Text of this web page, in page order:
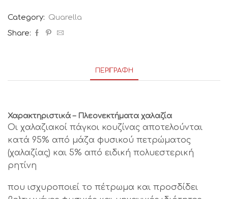
Category: Quarella
Share:
ΠΕΡΙΓΡΑΦΉ
Χαρακτηριστικά – Πλεονεκτήματα χαλαζία
Οι χαλαζιακοί πάγκοι κουζίνας αποτελούνται
κατά 95% από μάζα φυσικού πετρώματος
(χαλαζίας) και 5% από ειδική πολυεστερική
ρητίνη
που ισχυροποιεί το πέτρωμα και προσδίδει